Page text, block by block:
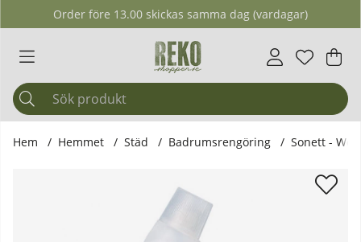
Order före 13.00 skickas samma dag (vardagar)
Antal i
. .
Hem Hemmet Städ Badrumsrengöring Sonett -